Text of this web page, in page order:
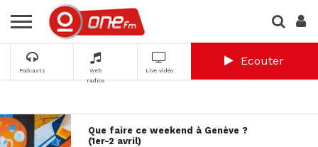
Podcasts
Web
radios
Live vidéo
Ecouter
Que faire ce weekend à Genève ?
(1er-2 avril)